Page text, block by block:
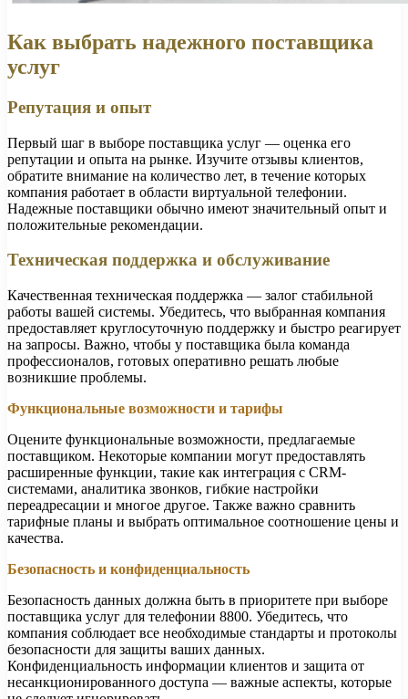
Как выбрать надежного поставщика
услуг
Репутация и опыт
Первый шаг в выборе поставщика услуг — оценка его
репутации и опыта на рынке. Изучите отзывы клиентов,
обратите внимание на количество лет, в течение которых
компания работает в области виртуальной телефонии.
Надежные поставщики обычно имеют значительный опыт и
положительные рекомендации.
Техническая поддержка и обслуживание
Качественная техническая поддержка — залог стабильной
работы вашей системы. Убедитесь, что выбранная компания
предоставляет круглосуточную поддержку и быстро реагирует
на запросы. Важно, чтобы у поставщика была команда
профессионалов, готовых оперативно решать любые
возникшие проблемы.
Функциональные возможности и тарифы
Оцените функциональные возможности, предлагаемые
поставщиком. Некоторые компании могут предоставлять
расширенные функции, такие как интеграция с CRM-
системами, аналитика звонков, гибкие настройки
переадресации и многое другое. Также важно сравнить
тарифные планы и выбрать оптимальное соотношение цены и
качества.
Безопасность и конфиденциальность
Безопасность данных должна быть в приоритете при выборе
поставщика услуг для телефонии 8800. Убедитесь, что
компания соблюдает все необходимые стандарты и протоколы
безопасности для защиты ваших данных.
Конфиденциальность информации клиентов и защита от
несанкционированного доступа — важные аспекты, которые